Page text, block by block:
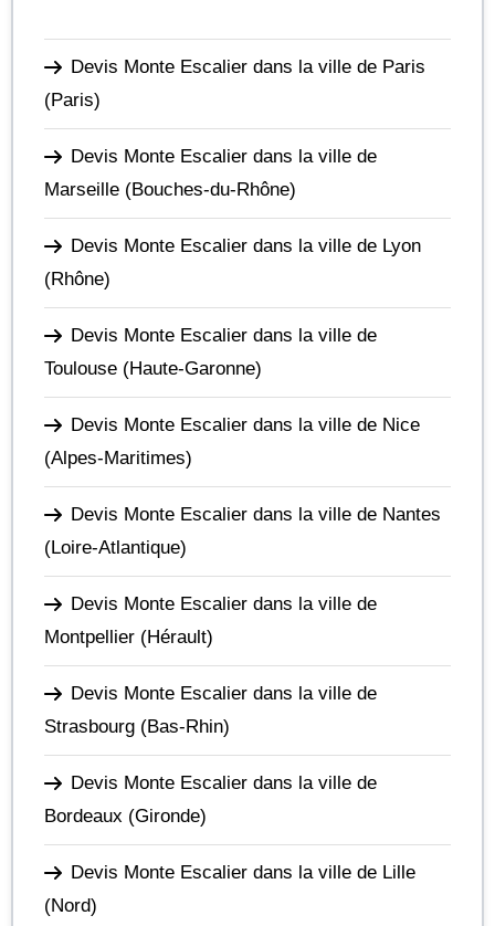
Devis Monte Escalier dans la ville de Paris
(Paris)
Devis Monte Escalier dans la ville de
Marseille (Bouches-du-Rhône)
Devis Monte Escalier dans la ville de Lyon
(Rhône)
Devis Monte Escalier dans la ville de
Toulouse (Haute-Garonne)
Devis Monte Escalier dans la ville de Nice
(Alpes-Maritimes)
Devis Monte Escalier dans la ville de Nantes
(Loire-Atlantique)
Devis Monte Escalier dans la ville de
Montpellier (Hérault)
Devis Monte Escalier dans la ville de
Strasbourg (Bas-Rhin)
Devis Monte Escalier dans la ville de
Bordeaux (Gironde)
Devis Monte Escalier dans la ville de Lille
(Nord)